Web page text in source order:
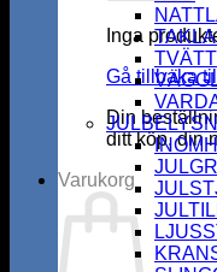
Inga
Gå tillbaka
Din
ditt köp, din
Varukorg